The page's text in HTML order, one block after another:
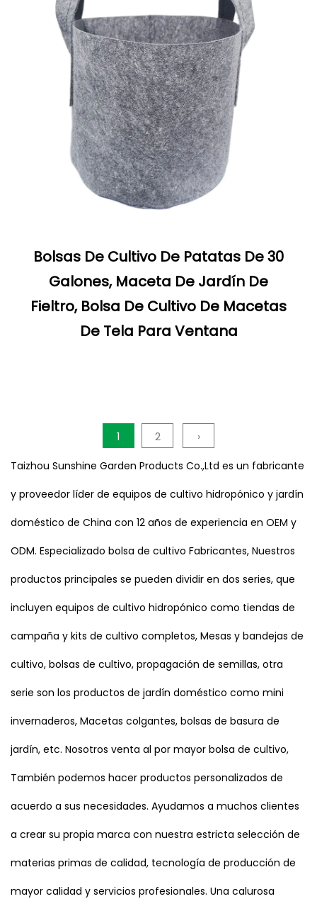
Bolsas De Cultivo De Patatas De 30
Galones, Maceta De Jardín De
Fieltro, Bolsa De Cultivo De Macetas
De Tela Para Ventana
1 2 ›
Taizhou Sunshine Garden Products Co.,Ltd es un fabricante
y proveedor líder de equipos de cultivo hidropónico y jardín
doméstico de China con 12 años de experiencia en OEM y
ODM. Especializado bolsa de cultivo Fabricantes, Nuestros
productos principales se pueden dividir en dos series, que
incluyen equipos de cultivo hidropónico como tiendas de
campaña y kits de cultivo completos, Mesas y bandejas de
cultivo, bolsas de cultivo, propagación de semillas, otra
serie son los productos de jardín doméstico como mini
invernaderos, Macetas colgantes, bolsas de basura de
jardín, etc. Nosotros venta al por mayor bolsa de cultivo,
También podemos hacer productos personalizados de
acuerdo a sus necesidades. Ayudamos a muchos clientes
a crear su propia marca con nuestra estricta selección de
materias primas de calidad, tecnología de producción de
mayor calidad y servicios profesionales. Una calurosa